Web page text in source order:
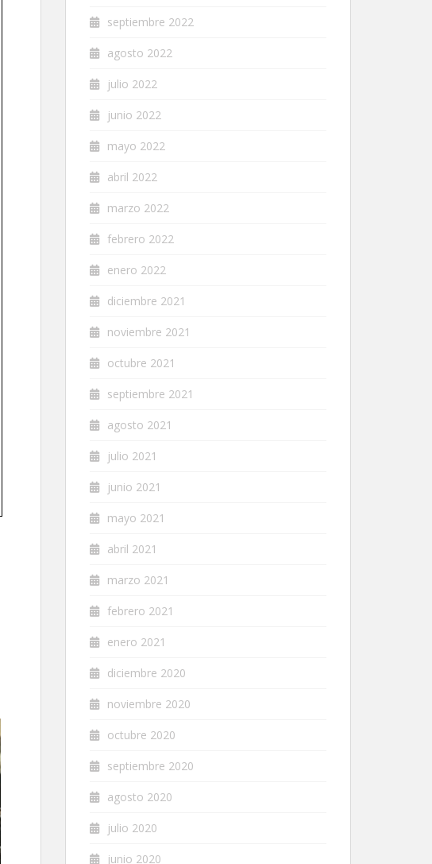
septiembre 2022
agosto 2022
julio 2022
junio 2022
mayo 2022
abril 2022
marzo 2022
febrero 2022
enero 2022
diciembre 2021
noviembre 2021
octubre 2021
septiembre 2021
agosto 2021
julio 2021
junio 2021
mayo 2021
abril 2021
marzo 2021
febrero 2021
enero 2021
diciembre 2020
noviembre 2020
octubre 2020
septiembre 2020
agosto 2020
julio 2020
junio 2020